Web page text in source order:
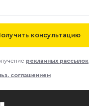
консультацию
рекламных рассылок
соглашением